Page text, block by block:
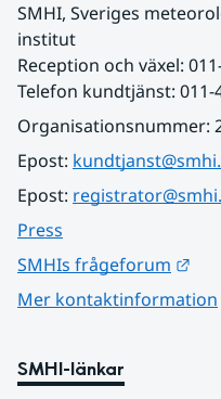
SMHI, Sveriges
institut
Reception och växel:
Telefon kundtjänst: 011-
Organisationsnummer:
Epost:
Epost:
Press
SMHIs frågeforum
Mer kontaktinformation
SMHI-länkar